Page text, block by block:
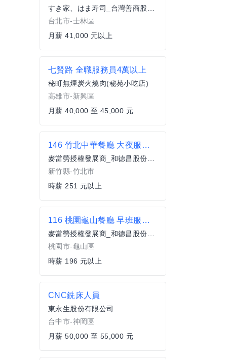
すき家、はま寿司_台灣善商股份有限公司
台北市-士林區
月薪 41,000 元以上
七賢路 全職服務員4萬以上
秘町無煙炭火燒肉(秘苑小吃店)
高雄市-新興區
月薪 40,000 至 45,000 元
146 竹北中華餐廳 大夜服務員(兼職)
麥當勞授權發展商_和德昌股份有限公司
新竹縣-竹北市
時薪 251 元以上
116 桃園龜山餐廳 早班服務員(兼職)
麥當勞授權發展商_和德昌股份有限公司
桃園市-龜山區
時薪 196 元以上
CNC銑床人員
東永生股份有限公司
台中市-神岡區
月薪 50,000 至 55,000 元